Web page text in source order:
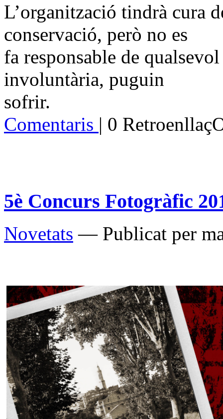
L’organització tindrà cura
conservació, però no es
fa responsable de
involuntària, puguin
sofrir.
Comentaris | 0
5è Concurs Fotogràfic
Novetats — Publicat per